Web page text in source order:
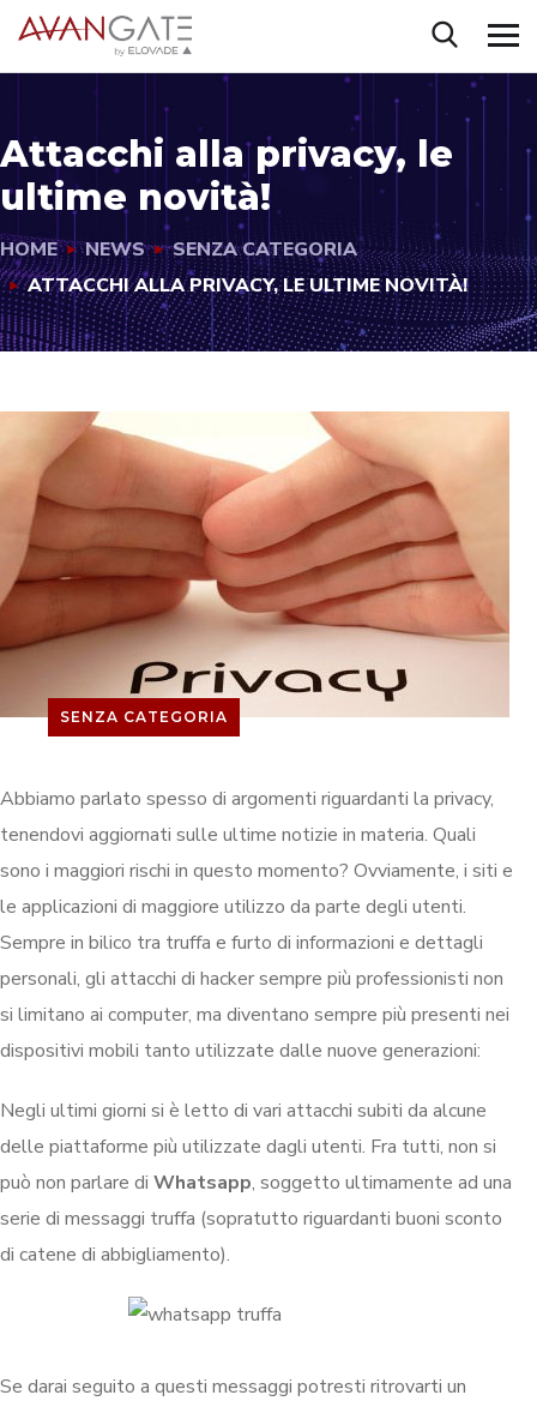
Attacchi alla privacy, le
ultime novità!
HOME NEWS
SENZA CATEGORIA
ATTACCHI ALLA PRIVACY, LE ULTIME NOVITÀ!
SENZA CATEGORIA
Abbiamo parlato spesso di argomenti riguardanti la privacy,
tenendovi aggiornati sulle ultime notizie in materia. Quali
sono i maggiori rischi in questo momento? Ovviamente, i siti e
le applicazioni di maggiore utilizzo da parte degli utenti.
Sempre in bilico tra truffa e furto di informazioni e dettagli
personali, gli attacchi di hacker sempre più professionisti non
si limitano ai computer, ma diventano sempre più presenti nei
dispositivi mobili tanto utilizzate dalle nuove generazioni:
Negli ultimi giorni si è letto di vari attacchi subiti da alcune
delle piattaforme più utilizzate dagli utenti. Fra tutti, non si
può non parlare di Whatsapp, soggetto ultimamente ad una
serie di messaggi truffa (sopratutto riguardanti buoni sconto
di catene di abbigliamento).
Se darai seguito a questi messaggi potresti ritrovarti un